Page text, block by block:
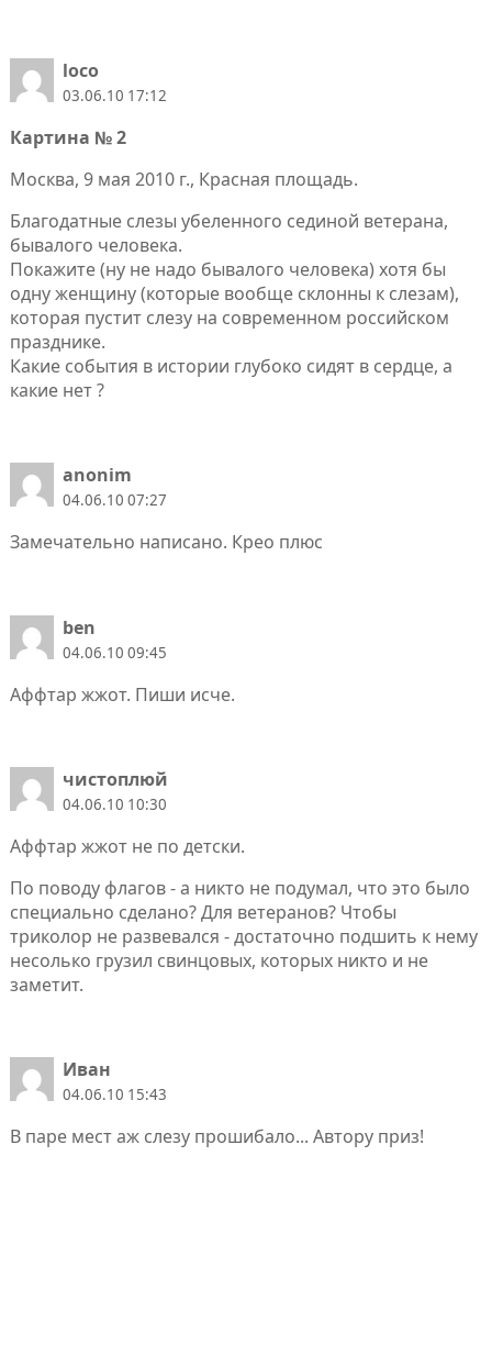
loco
03.06.10 17:12
Картина № 2
Москва, 9 мая 2010 г., Красная площадь.
Благодатные слезы убеленного сединой ветерана,
бывалого человека.
Покажите (ну не надо бывалого человека) хотя бы
одну женщину (которые вообще склонны к слезам),
которая пустит слезу на современном российском
празднике.
Какие события в истории глубоко сидят в сердце, а
какие нет ?
anonim
04.06.10 07:27
Замечательно написано. Крео плюс
ben
04.06.10 09:45
Аффтар жжот. Пиши исче.
чистоплюй
04.06.10 10:30
Аффтар жжот не по детски.
По поводу флагов - а никто не подумал, что это было
специально сделано? Для ветеранов? Чтобы
триколор не развевался - достаточно подшить к нему
несолько грузил свинцовых, которых никто и не
заметит.
Иван
04.06.10 15:43
В паре мест аж слезу прошибало... Автору приз!